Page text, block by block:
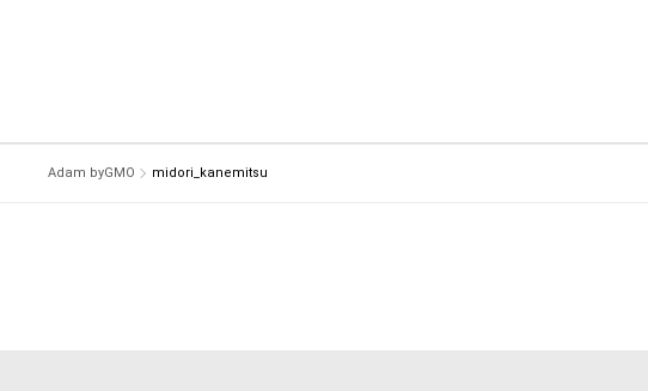
Adam byGMO midori_kanemitsu